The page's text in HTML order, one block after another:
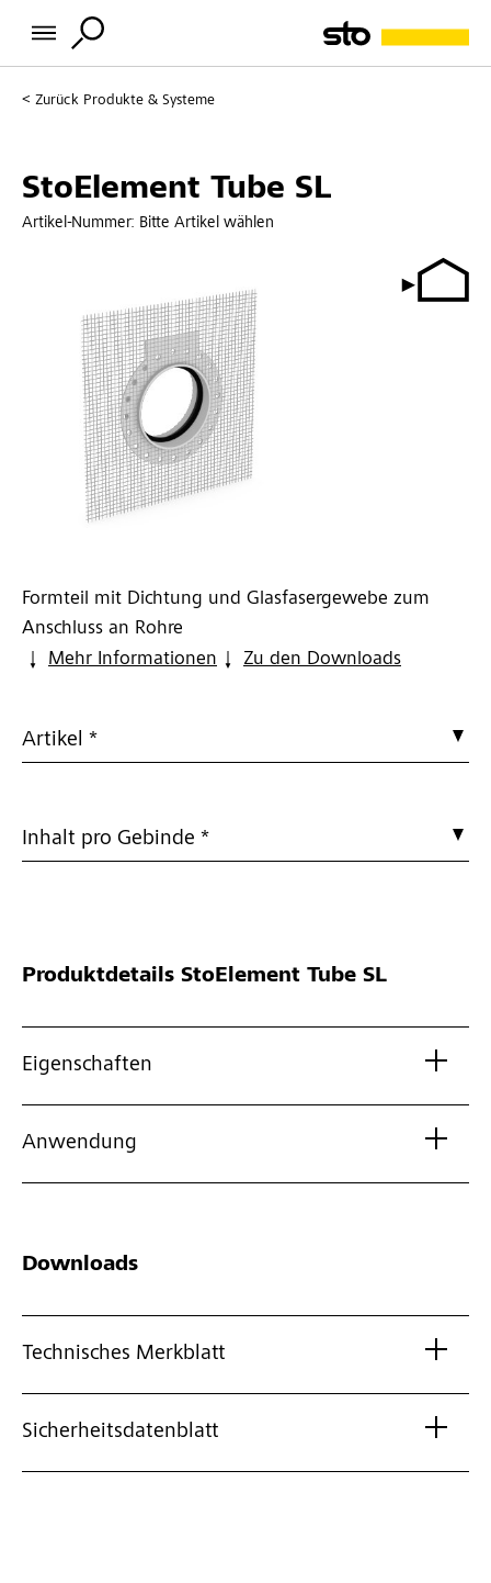
Zurück Produkte & Systeme
StoElement Tube SL
Artikel-Nummer: Bitte Artikel wählen
Formteil mit Dichtung und Glasfasergewebe zum
Anschluss an Rohre
Mehr Informationen
Zu den Downloads
Artikel *
Inhalt pro Gebinde *
Produktdetails StoElement Tube SL
Eigenschaften
Anwendung
Downloads
Technisches Merkblatt
Sicherheitsdatenblatt